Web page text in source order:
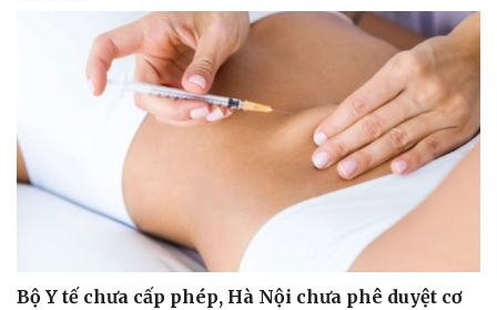
Bộ Y tế chưa cấp phép, Hà Nội chưa phê duyệt cơ